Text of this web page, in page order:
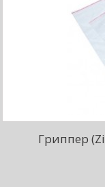
Гриппер